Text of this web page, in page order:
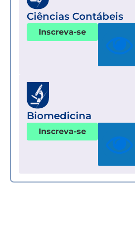
Ciências Contábeis
Inscreva-se
Biomedicina
Inscreva-se